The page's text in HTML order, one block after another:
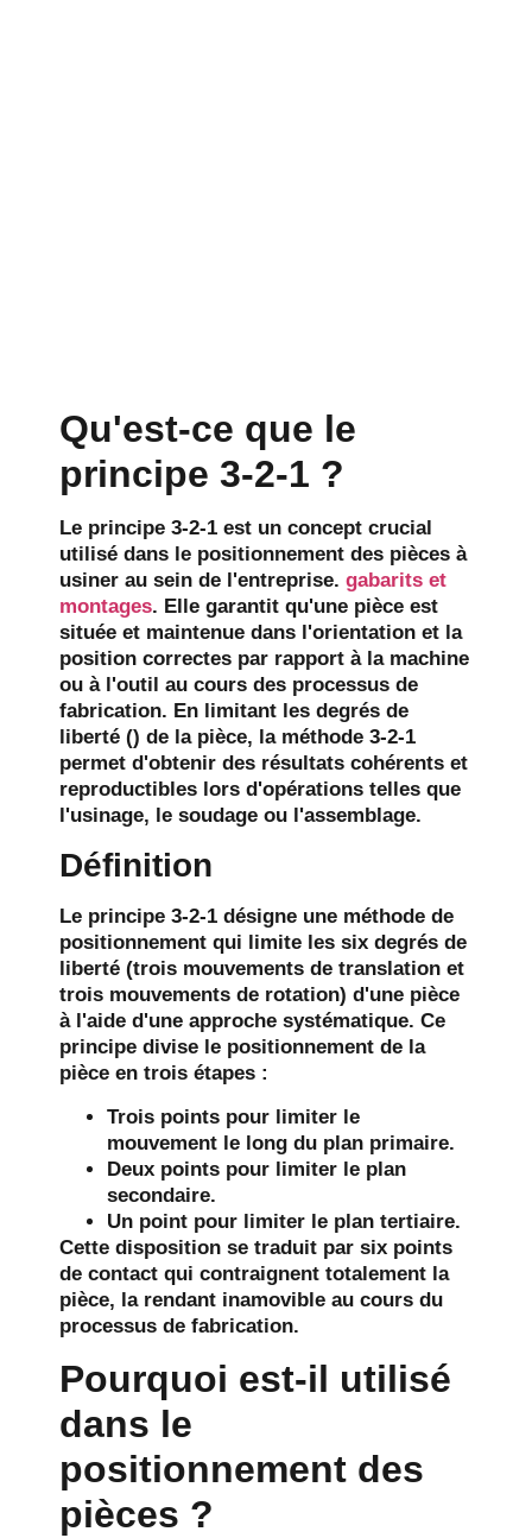
Qu'est-ce que le
principe 3-2-1 ?
Le principe 3-2-1 est un concept crucial
utilisé dans le positionnement des pièces à
usiner au sein de l'entreprise. gabarits et
montages. Elle garantit qu'une pièce est
située et maintenue dans l'orientation et la
position correctes par rapport à la machine
ou à l'outil au cours des processus de
fabrication. En limitant les degrés de
liberté () de la pièce, la méthode 3-2-1
permet d'obtenir des résultats cohérents et
reproductibles lors d'opérations telles que
l'usinage, le soudage ou l'assemblage.
Définition
Le principe 3-2-1 désigne une méthode de
positionnement qui limite les six degrés de
liberté (trois mouvements de translation et
trois mouvements de rotation) d'une pièce
à l'aide d'une approche systématique. Ce
principe divise le positionnement de la
pièce en trois étapes :
Trois points pour limiter le
mouvement le long du plan primaire.
Deux points pour limiter le plan
secondaire.
Un point pour limiter le plan tertiaire.
Cette disposition se traduit par six points
de contact qui contraignent totalement la
pièce, la rendant inamovible au cours du
processus de fabrication.
Pourquoi est-il utilisé
dans le
positionnement des
pièces ?